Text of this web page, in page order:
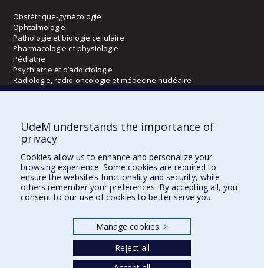
Obstétrique-gynécologie
Ophtalmologie
Pathologie et biologie cellulaire
Pharmacologie et physiologie
Pédiatrie
Psychiatrie et d’addictologie
Radiologie, radio-oncologie et médecine nucléaire
Écoles
Kinésiologie et des sciences de l’activité physique
Orthophonie et audiologie
Réadaptation
Directions
DPC
UdeM understands the importance of
privacy
Cookies allow us to enhance and personalize your
browsing experience. Some cookies are required to
ensure the website’s functionality and security, while
others remember your preferences. By accepting all, you
consent to our use of cookies to better serve you.
Manage cookies >
Reject all